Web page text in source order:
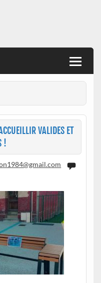
, de l'handisport , des
de leur impact sur la
VALIDES ET
!